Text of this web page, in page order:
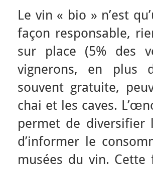
Le vin « bio » n’est
façon responsable,
sur place (5% des
vignerons, en plus
souvent gratuite,
chai et les caves.
permet de diversifier
d’informer le
musées du vin.